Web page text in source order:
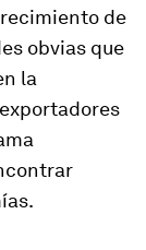
de
obvias que
la